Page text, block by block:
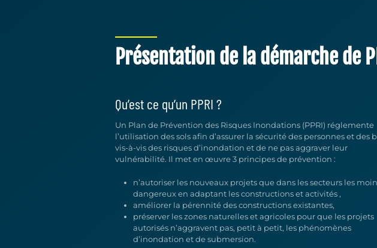
Présentation de la démarche de
Qu’est ce qu’un PPRI ?
Un Plan de Prévention des Risques Inondations (PPRI) réglemente
l’utilisation des sols afin d’assurer la sécurité des personnes et des
vis-à-vis des risques d’inondation et de ne pas aggraver leur
vulnérabilité. Il met en œuvre 3 principes de prévention :
n’autoriser les nouveaux projets que dans les secteurs les
dangereux en adaptant les constructions et activités,
améliorer la pérennité des constructions existantes,
préserver les zones naturelles et agricoles pour que les projets
autorisés n’aggravent pas, petit à petit, les phénomènes
d’inondation et de submersion.